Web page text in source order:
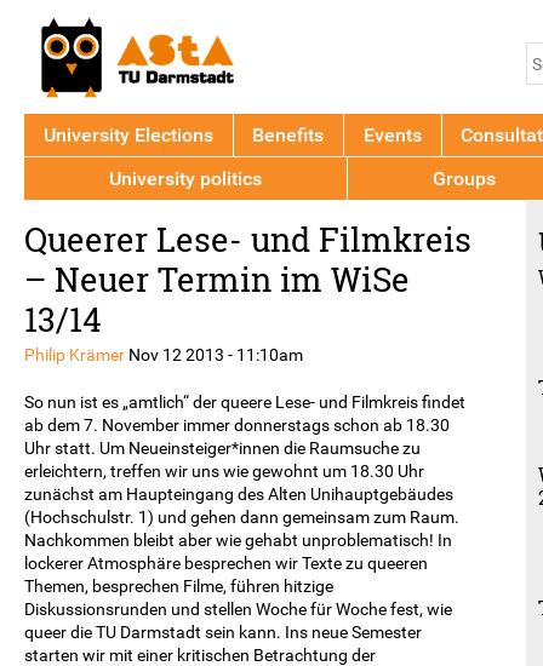
to
top
Queerer Lese- und Filmkreis
– Neuer Termin im WiSe
13/14
Philip Krämer Nov 12 2013 - 11:10am
So nun ist es „amtlich“ der queere Lese- und Filmkreis findet
ab dem 7. November immer donnerstags schon ab 18.30
Uhr statt. Um Neueinsteiger*innen die Raumsuche zu
erleichtern, treffen wir uns wie gewohnt um 18.30 Uhr
zunächst am Haupteingang des Alten Unihauptgebäudes
(Hochschulstr. 1) und gehen dann gemeinsam zum Raum.
Nachkommen bleibt aber wie gehabt unproblematisch! In
lockerer Atmosphäre besprechen wir Texte zu queeren
Themen, besprechen Filme, führen hitzige
Diskussionsrunden und stellen Woche für Woche fest, wie
queer die TU Darmstadt sein kann. Ins neue Semester
starten wir mit einer kritischen Betrachtung der
University Elections Benefits Events
University politics
Groups